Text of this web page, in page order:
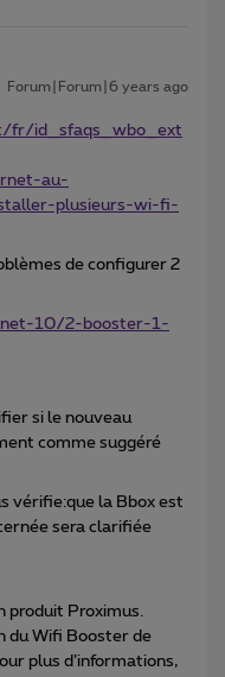
Forum|Forum|6 years ago
fr/id_sfaqs_wbo_ext
au-
plusieurs-wi-fi-
de configurer 2
10/2-booster-1-
si le nouveau
comme suggéré
vérifie:que la Bbox est
sera clarifiée
produit Proximus.
du Wifi Booster de
plus d’informations,